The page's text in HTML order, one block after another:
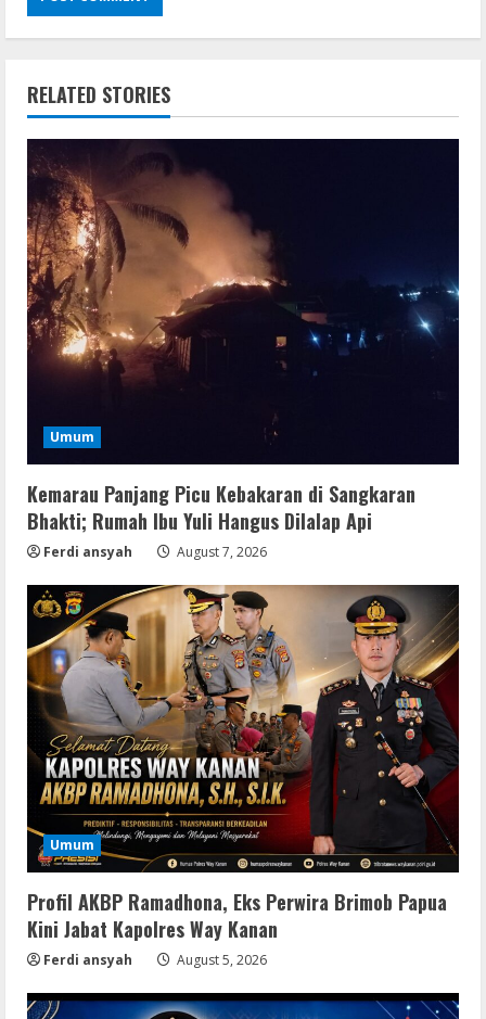
RELATED STORIES
Umum
Kemarau Panjang Picu Kebakaran di Sangkaran
Bhakti; Rumah Ibu Yuli Hangus Dilalap Api
Ferdi ansyah August 7, 2026
Umum
Profil AKBP Ramadhona, Eks Perwira Brimob Papua
Kini Jabat Kapolres Way Kanan
Ferdi ansyah August 5, 2026
2
Lan
Dune: Awakening FitGirl Repack +Patch
Direct Link 2026
Serialers
[Latest] [x86-x64] Reddit